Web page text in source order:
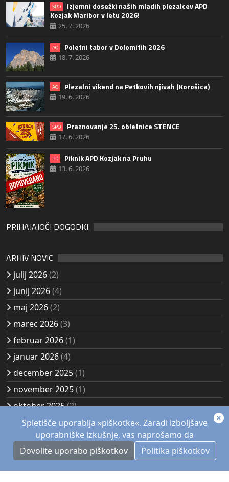
ŠPO
Izjemni dosežki naših mladih plezalcev APD
Kozjak Maribor v letu 2026!
25. 7. 2026
AO Poletni tabor v Dolomitih 2026
18. 7. 2026
AO Plezalni vikend na Petkovih njivah (Korošica)
19. 6. 2026
ŠPO Praznovanje 25. obletnice STENCE
17. 6. 2026
PD Piknik APD Kozjak na Pruhu
13. 6. 2026
PRIHAJAJOČI DOGODKI
ARHIV NOVIC
julij 2026(2)
junij 2026(4)
maj 2026(2)
marec 2026(3)
februar 2026(1)
januar 2026(4)
december 2025(1)
november 2025(1)
oktober 2025(2)
avgust 2025(2)
© 1957 - 2026, Akademsko planinsko društvo Kozjak
Maribor. Vse pravice pridržane.
Spletišče uporablja »piškotke«. Zaradi izboljšave
uporabniške izkušnje, vas naprošamo da
Dovolite uporabo piškotkov
Politika piškotkov